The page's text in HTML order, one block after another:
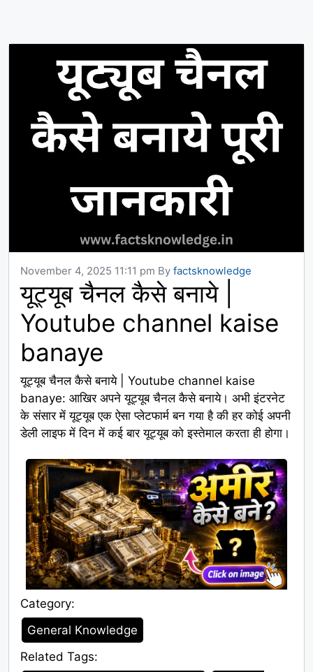
November 4, 2025 11:11 pm By factsknowledge
यूट्यूब चैनल कैसे बनाये |
Youtube channel kaise
banaye
यूट्यूब चैनल कैसे बनाये | Youtube channel kaise
banaye: आखिर अपने यूट्यूब चैनल कैसे बनाये। अभी इंटरनेट
के संसार में यूट्यूब एक ऐसा प्लेटफार्म बन गया है की हर कोई अपनी
डेली लाइफ में दिन में कई बार यूट्यूब को इस्तेमाल करता ही होगा।
Category:
Category
General Knowledge
Related Tags: